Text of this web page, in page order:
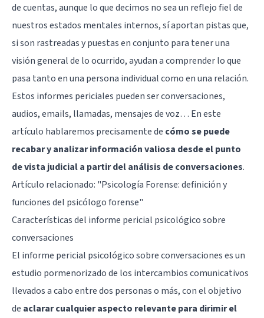
de cuentas, aunque lo que decimos no sea un reflejo fiel de
nuestros estados mentales internos, sí aportan pistas que,
si son rastreadas y puestas en conjunto para tener una
visión general de lo ocurrido, ayudan a comprender lo que
pasa tanto en una persona individual como en una relación.
Estos informes periciales pueden ser conversaciones,
audios, emails, llamadas, mensajes de voz… En este
artículo hablaremos precisamente de cómo se puede
recabar y analizar información valiosa desde el punto
de vista judicial a partir del análisis de conversaciones.
Artículo relacionado: "Psicología Forense: definición y
funciones del psicólogo forense"
Características del informe pericial psicológico sobre
conversaciones
El informe pericial psicológico sobre conversaciones es un
estudio pormenorizado de los intercambios comunicativos
llevados a cabo entre dos personas o más, con el objetivo
de aclarar cualquier aspecto relevante para dirimir el